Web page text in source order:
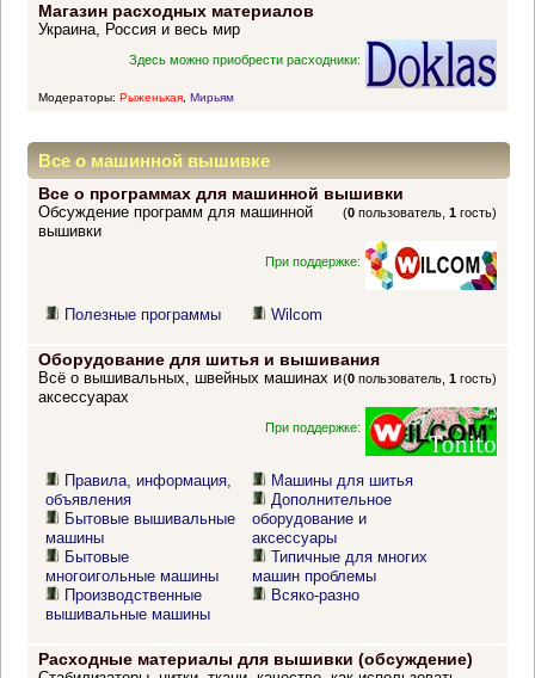
Магазин расходных материалов
Украина, Россия и весь мир
Здесь можно приобрести расходники:
Модераторы: Рыженькая, Мирьям
Все о машинной вышивке
Все о программах для машинной вышивки
(0 пользователь,1 гость)
Обсуждение программ для машинной
вышивки
При поддержке:
Полезные программы Wilcom
Оборудование для шитья и вышивания
(0 пользователь,1 гость)
Всё о вышивальных, швейных машинах и
аксессуарах
При поддержке:
Правила, информация,
объявления
Бытовые вышивальные
машины
Бытовые
многоигольные машины
Производственные
вышивальные машины
Машины для шитья
Дополнительное
оборудование и
аксессуары
Типичные для многих
машин проблемы
Всяко-разно
Расходные материалы для вышивки (обсуждение)